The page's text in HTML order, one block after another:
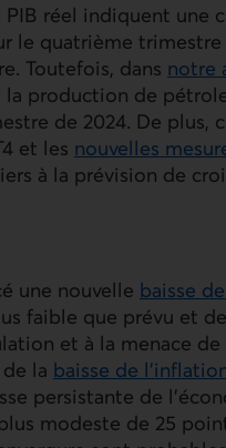
PIB réel indiquent une
le quatrième
Toutefois, dans notre
la production de
de 2024. De plus,
et les nouvelles
à la prévision de
une nouvelle baisse
faible que prévu et
et à la menace
la baisse de
persistante de
modeste de 25